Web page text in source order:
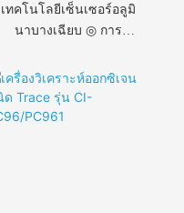
เทคโนโลยีเซ็นเซอร์อลูมิ
นาบางเฉียบ ◎ การ
แม่นยำสูง ◎ รอบการ
สอบเทียบอายุการใช้งาน
ยาวนาน ◎ ระบบแสดง